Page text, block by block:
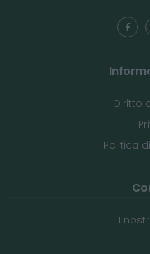
Diritto
Politica
I